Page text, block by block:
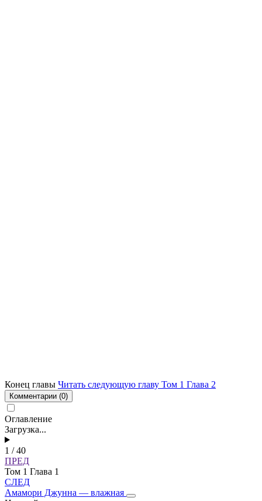
Конец главы Читать следующую главу Том 1 Глава 2
Комментарии (0)
Оглавление
Загрузка...
1 / 40
ПРЕД
Том 1 Глава 1
СЛЕД
Амамори Джунна — влажная